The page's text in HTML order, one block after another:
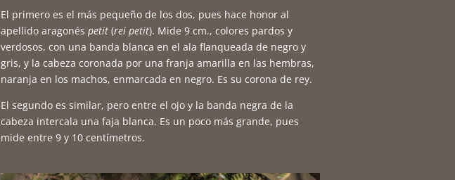
El primero es el más pequeño de los dos, pues hace honor al
apellido aragonéspetit (rei petit). Mide 9 cm., colores pardos y
verdosos, con una banda blanca en el ala flanqueada de negro y
gris, y la cabeza coronada por una franja amarilla en las hembras,
naranja en los machos, enmarcada en negro. Es su corona de rey.
El segundo es similar, pero entre el ojo y la banda negra de la
cabeza intercala una faja blanca. Es un poco más grande, pues
mide entre 9 y 10 centímetros.